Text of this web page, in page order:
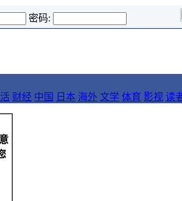
密码:
财经 中国 日本 海外 文学 体育 影视 读